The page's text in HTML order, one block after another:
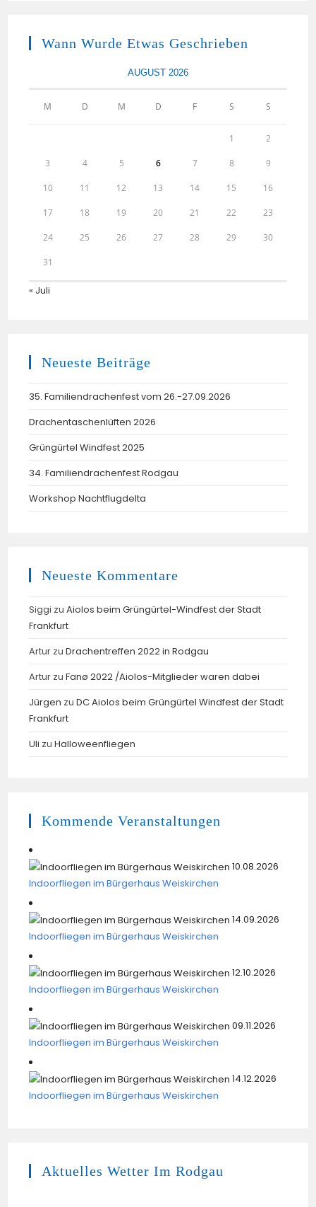
Wann Wurde Etwas Geschrieben
AUGUST 2026
M D M D F S S
1 2
3 4 5 6 7 8 9
10 11 12 13 14 15 16
17 18 19 20 21 22 23
24 25 26 27 28 29 30
31
« Juli
Neueste Beiträge
35. Familiendrachenfest vom 26.-27.09.2026
Drachentaschenlüften 2026
Grüngürtel Windfest 2025
34. Familiendrachenfest Rodgau
Workshop Nachtflugdelta
Neueste Kommentare
Siggi zuAiolos beim Grüngürtel-Windfest der Stadt
Frankfurt
Artur zuDrachentreffen 2022 in Rodgau
Artur zuFanø 2022 /Aiolos-Mitglieder waren dabei
Jürgen zuDC Aiolos beim Grüngürtel Windfest der Stadt
Frankfurt
Uli zuHalloweenfliegen
Kommende Veranstaltungen
10.08.2026
Indoorfliegen im Bürgerhaus Weiskirchen
14.09.2026
Indoorfliegen im Bürgerhaus Weiskirchen
12.10.2026
Indoorfliegen im Bürgerhaus Weiskirchen
09.11.2026
Indoorfliegen im Bürgerhaus Weiskirchen
14.12.2026
Indoorfliegen im Bürgerhaus Weiskirchen
Aktuelles Wetter Im Rodgau